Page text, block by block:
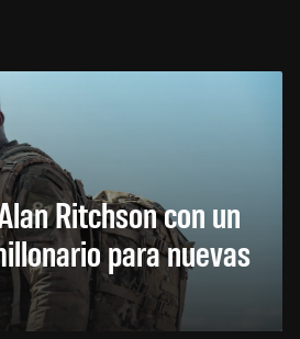
Ritchson con un
para nuevas